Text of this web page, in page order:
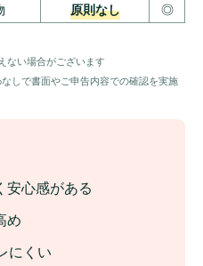
原則なし ◎
ない場合がございます
しで書面やご申告内容での確認を実施
安心感がある
め
にくい